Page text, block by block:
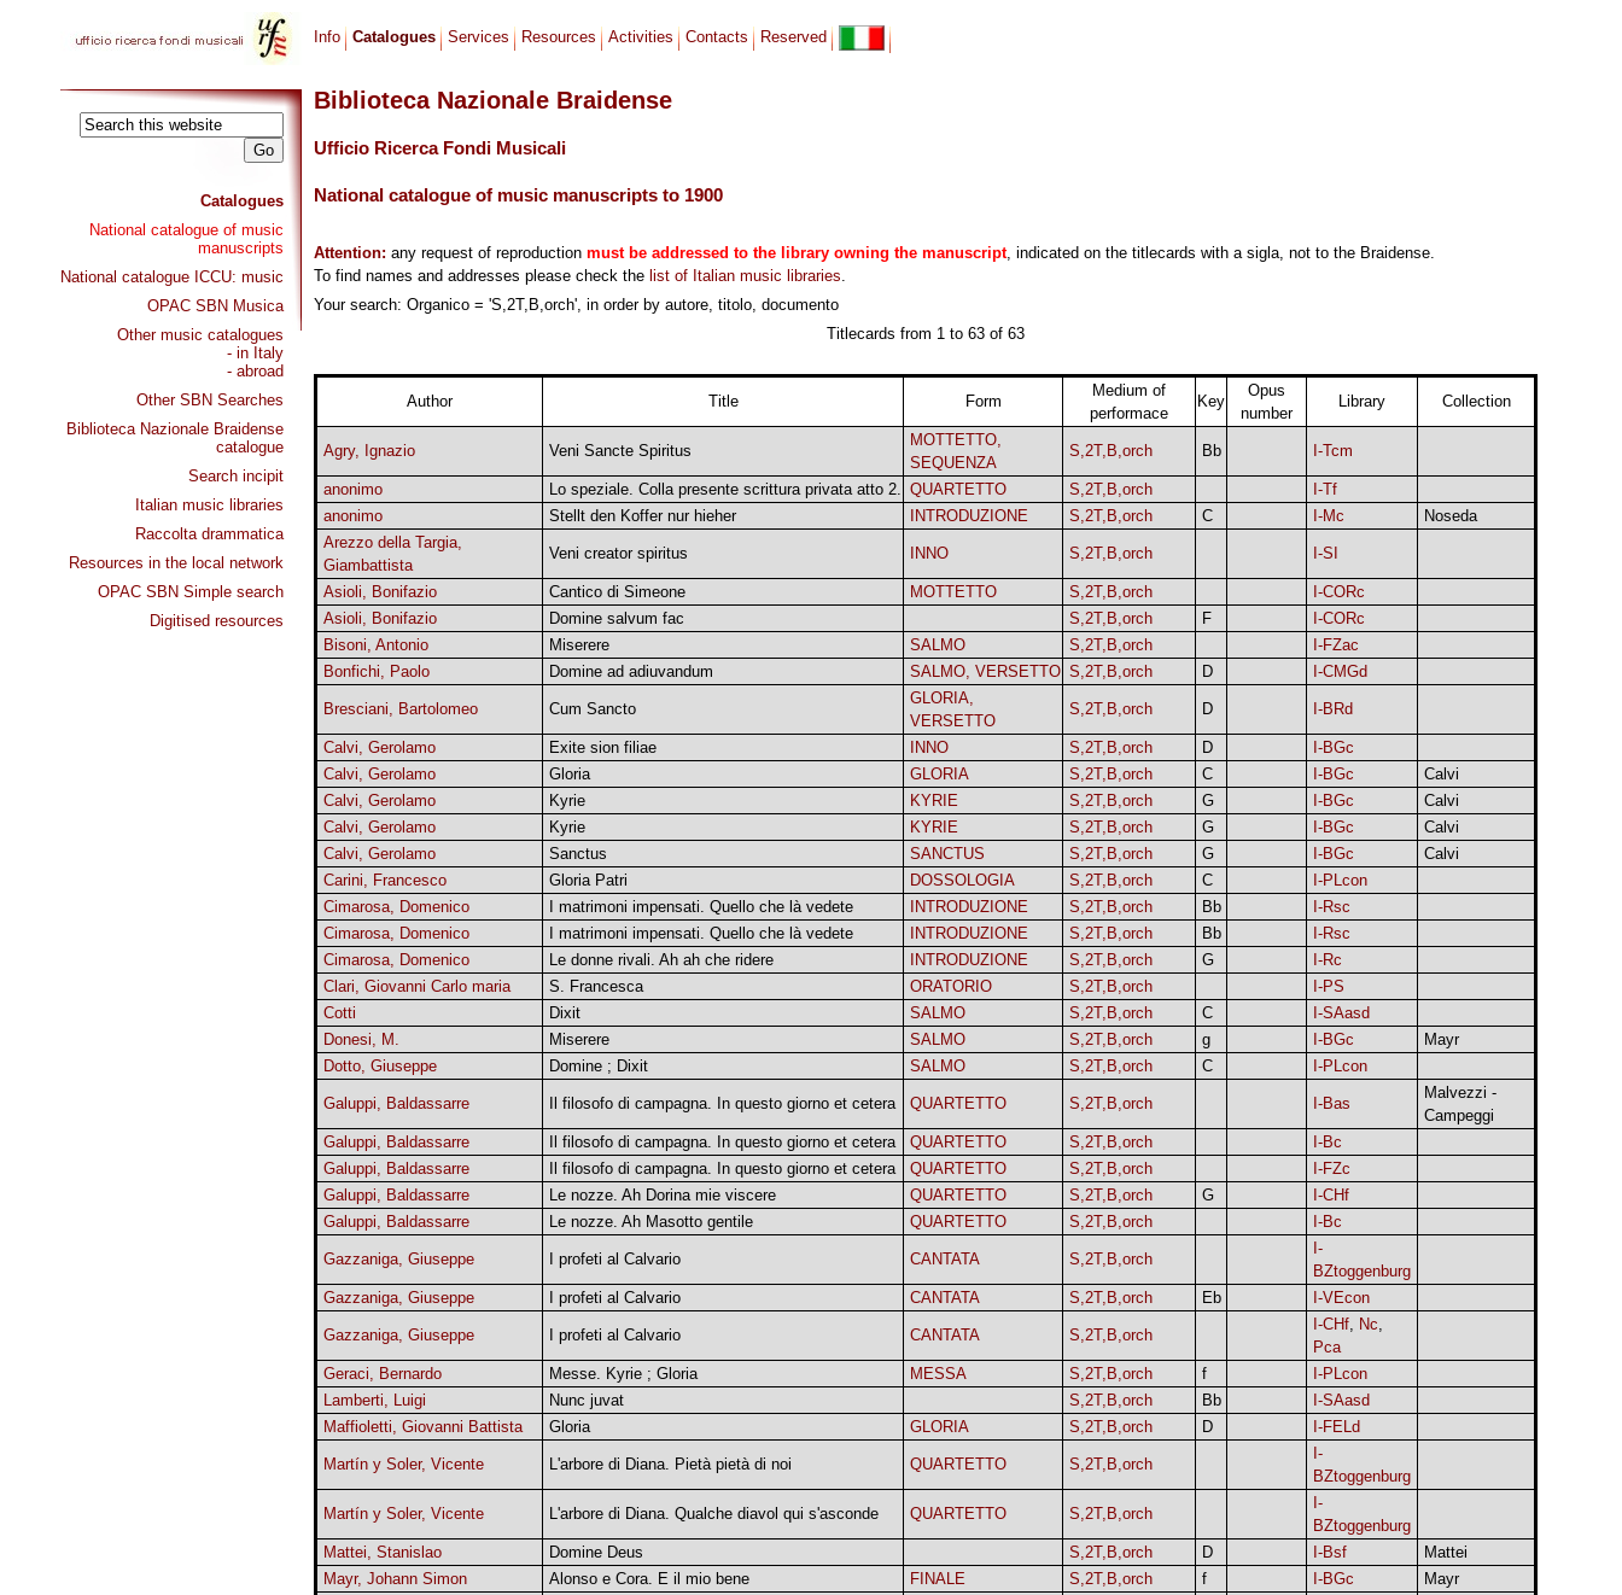
Catalogues
National catalogue of music
manuscripts
National catalogue ICCU: music
OPAC SBN Musica
Other music catalogues
- in Italy
- abroad
Other SBN Searches
Biblioteca Nazionale Braidense
catalogue
Search incipit
Italian music libraries
Raccolta drammatica
Resources in the local network
OPAC SBN Simple search
Digitised resources
Info Catalogues Services Resources Activities Contacts Reserved
Biblioteca Nazionale Braidense
Ufficio Ricerca Fondi Musicali
National catalogue of music manuscripts to 1900
Attention: any request of reproduction must be addressed to the library owning the manuscript, indicated on the titlecards with a sigla, not to the Braidense.
To find names and addresses please check the list of Italian music libraries.
Your search: Organico = 'S,2T,B,orch', in order by autore, titolo, documento
Titlecards from 1 to 63 of 63
Author Title Form
Medium of
performace
Key
Opus
number
Library Collection
Agry, Ignazio Veni Sancte Spiritus
MOTTETTO,
SEQUENZA
S,2T,B,orch Bb I-Tcm
anonimo Lo speziale. Colla presente scrittura privata atto 2. QUARTETTO S,2T,B,orch
I-Tf
anonimo
Stellt den Koffer nur hieher INTRODUZIONE S,2T,B,orch C I-Mc
Noseda
Arezzo della Targia,
Giambattista
Veni creator spiritus INNO S,2T,B,orch I-SI
Asioli, Bonifazio Cantico di Simeone MOTTETTO S,2T,B,orch
I-CORc
Asioli, Bonifazio
Domine salvum fac S,2T,B,orch F
I-CORc
Bisoni, Antonio
Miserere SALMO S,2T,B,orch
I-FZac
Bonfichi, Paolo
Domine ad adiuvandum SALMO, VERSETTO S,2T,B,orch D I-CMGd
Bresciani, Bartolomeo Cum Sancto
GLORIA,
VERSETTO
S,2T,B,orch D I-BRd
Calvi, Gerolamo Exite sion filiae INNO S,2T,B,orch D
I-BGc
Calvi, Gerolamo
Gloria GLORIA S,2T,B,orch C I-BGc
Calvi
Calvi, Gerolamo
Kyrie KYRIE S,2T,B,orch G I-BGc
Calvi
Calvi, Gerolamo
Kyrie KYRIE S,2T,B,orch G I-BGc
Calvi
Calvi, Gerolamo
Sanctus SANCTUS S,2T,B,orch G I-BGc
Calvi
Carini, Francesco
Gloria Patri DOSSOLOGIA S,2T,B,orch C
I-PLcon
Cimarosa, Domenico
I matrimoni impensati. Quello che là vedete INTRODUZIONE S,2T,B,orch Bb
I-Rsc
Cimarosa, Domenico
I matrimoni impensati. Quello che là vedete INTRODUZIONE S,2T,B,orch Bb
I-Rsc
Cimarosa, Domenico
Le donne rivali. Ah ah che ridere INTRODUZIONE S,2T,B,orch G
I-Rc
Clari, Giovanni Carlo maria
S. Francesca ORATORIO S,2T,B,orch
I-PS
Cotti
Dixit SALMO S,2T,B,orch C
I-SAasd
Donesi, M.
Miserere SALMO S,2T,B,orch g I-BGc
Mayr
Dotto, Giuseppe
Domine ; Dixit SALMO S,2T,B,orch C I-PLcon
Galuppi, Baldassarre Il filosofo di campagna. In questo giorno et cetera QUARTETTO S,2T,B,orch I-Bas
Malvezzi -
Campeggi
Galuppi, Baldassarre
Il filosofo di campagna. In questo giorno et cetera QUARTETTO S,2T,B,orch
I-Bc
Galuppi, Baldassarre
Il filosofo di campagna. In questo giorno et cetera QUARTETTO S,2T,B,orch
I-FZc
Galuppi, Baldassarre
Le nozze. Ah Dorina mie viscere QUARTETTO S,2T,B,orch G
I-CHf
Galuppi, Baldassarre
Le nozze. Ah Masotto gentile QUARTETTO S,2T,B,orch I-Bc
Gazzaniga, Giuseppe I profeti al Calvario CANTATA S,2T,B,orch
I-
BZtoggenburg
Gazzaniga, Giuseppe
I profeti al Calvario CANTATA S,2T,B,orch Eb I-VEcon
Gazzaniga, Giuseppe I profeti al Calvario CANTATA S,2T,B,orch
I-CHf, Nc,
Pca
Geraci, Bernardo
Messe. Kyrie ; Gloria MESSA S,2T,B,orch f
I-PLcon
Lamberti, Luigi
Nunc juvat S,2T,B,orch Bb
I-SAasd
Maffioletti, Giovanni Battista
Gloria GLORIA S,2T,B,orch D I-FELd
Martín y Soler, Vicente L'arbore di Diana. Pietà pietà di noi QUARTETTO S,2T,B,orch
I-
BZtoggenburg
Martín y Soler, Vicente L'arbore di Diana. Qualche diavol qui s'asconde QUARTETTO S,2T,B,orch
I-
BZtoggenburg
Mattei, Stanislao
Domine Deus S,2T,B,orch D I-Bsf
Mattei
Mayr, Johann Simon
Alonso e Cora. E il mio bene FINALE S,2T,B,orch f I-BGc
Mayr